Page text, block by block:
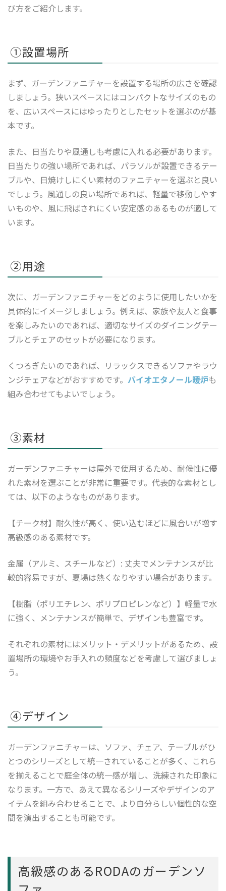
び方をご紹介します。
①設置場所
まず、ガーデンファニチャーを設置する場所の広さを確認
しましょう。狭いスペースにはコンパクトなサイズのもの
を、広いスペースにはゆったりとしたセットを選ぶのが基
本です。
また、日当たりや風通しも考慮に入れる必要があります。
日当たりの強い場所であれば、パラソルが設置できるテー
ブルや、日焼けしにくい素材のファニチャーを選ぶと良い
でしょう。風通しの良い場所であれば、軽量で移動しやす
いものや、風に飛ばされにくい安定感のあるものが適して
います。
②用途
次に、ガーデンファニチャーをどのように使用したいかを
具体的にイメージしましょう。例えば、家族や友人と食事
を楽しみたいのであれば、適切なサイズのダイニングテー
ブルとチェアのセットが必要になります。
くつろぎたいのであれば、リラックスできるソファやラウ
ンジチェアなどがおすすめです。 バイオエタノール暖炉も
組み合わせてもよいでしょう。
③素材
ガーデンファニチャーは屋外で使用するため、耐候性に優
れた素材を選ぶことが非常に重要です。代表的な素材とし
ては、以下のようなものがあります。
【チーク材】耐久性が高く、使い込むほどに風合いが増す
高級感のある素材です。
金属（アルミ、スチールなど）: 丈夫でメンテナンスが比
較的容易ですが、夏場は熱くなりやすい場合があります。
【樹脂（ポリエチレン、ポリプロピレンなど）】軽量で水
に強く、メンテナンスが簡単で、デザインも豊富です。
それぞれの素材にはメリット・デメリットがあるため、設
置場所の環境やお手入れの頻度などを考慮して選びましょ
う。
④デザイン
ガーデンファニチャーは、ソファ、チェア、テーブルがひ
とつのシリーズとして統一されていることが多く、これら
を揃えることで庭全体の統一感が増し、洗練された印象に
なります。一方で、あえて異なるシリーズやデザインのア
イテムを組み合わせることで、より自分らしい個性的な空
間を演出することも可能です。
高級感のあるRODAのガーデンソ